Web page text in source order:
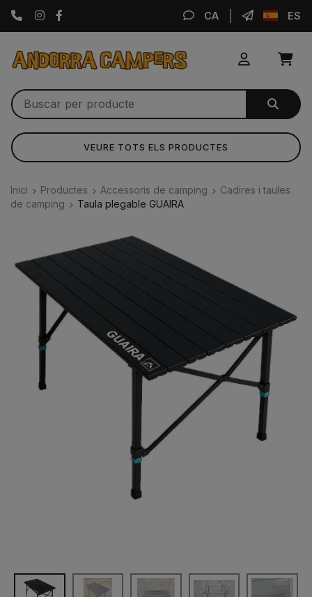
Instagram CA ES
VEURE TOTS ELS PRODUCTES
Inici Productes Accessoris de camping
Cadires i taules
de camping
Taula plegable GUAIRA